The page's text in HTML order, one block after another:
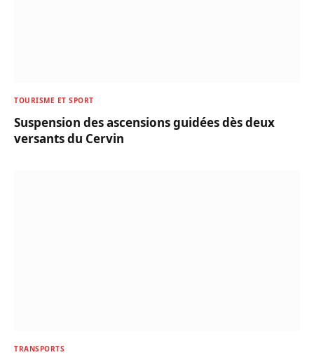
TOURISME ET SPORT
Suspension des ascensions guidées dès deux
versants du Cervin
TRANSPORTS